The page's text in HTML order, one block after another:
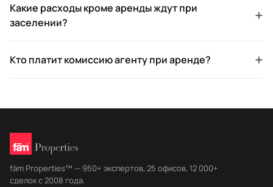
Какие расходы кроме аренды ждут при
заселении?
+
Кто платит комиссию агенту при аренде? +
fäm Properties™ — 950+ экспертов, 25 офисов, 12 000+
сделок с 2008 года.